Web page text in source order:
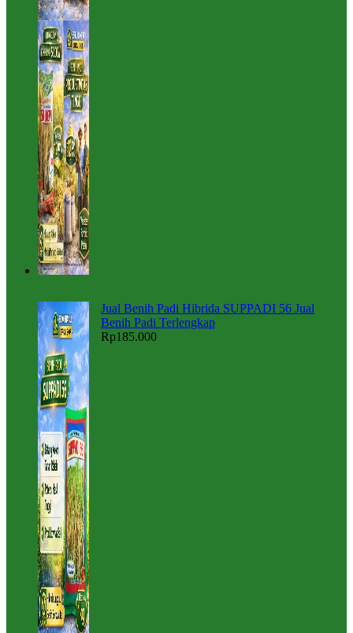
Jual Benih Padi Hibrida SUPPADI 56 Jual
Benih Padi Terlengkap
Rp185.000